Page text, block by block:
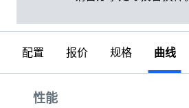
配置 报价 规格 曲线
性能